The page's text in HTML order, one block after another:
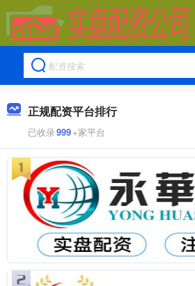
正规配资平台排行
已收录999+家平台